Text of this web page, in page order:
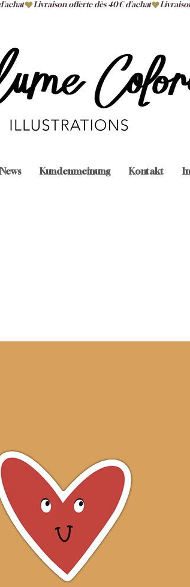
News Kundenmeinung Kontakt